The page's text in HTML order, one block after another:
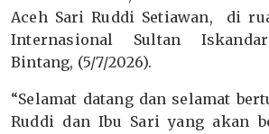
Aceh Sari Ruddi Setiawan, di
Internasional Sultan
Bintang, (5/7/2026).
“Selamat datang dan selamat
Ruddi dan Ibu Sari yang akan